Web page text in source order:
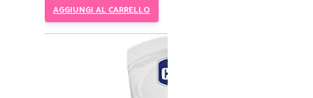
AGGIUNGI AL CARRELLO